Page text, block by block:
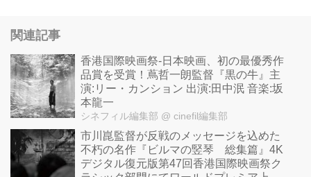
関連記事
香港国際映画祭-日本映画、初の最優秀作
品賞を受賞！蔦哲一朗監督『黒の牛』主
演:リー・カンション 出演:田中泯 音楽:坂
本龍一
シネフィル編集部 @ cinefil編集部
市川崑監督が反戦のメッセージを込めた
不朽の名作『ビルマの竪琴 総集篇』4K
デジタル復元版第47回香港国際映画祭ク